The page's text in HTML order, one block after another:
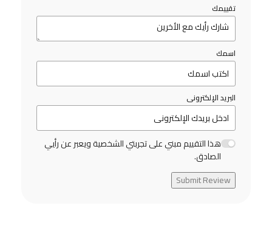
تقييمك
اسمك
البريد الإلكترونى
هذا التقييم مبني على تجربتي الشخصية ويعبر عن رأيي
الصادق.
Submit Review